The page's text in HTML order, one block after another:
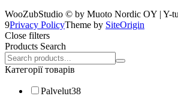
WooZubStudio © by Muoto Nordic OY | Y-
9Privacy PolicyTheme by SiteOrigin
Close filters
Products Search
Search
products:
Категорії товарів
Palvelut38